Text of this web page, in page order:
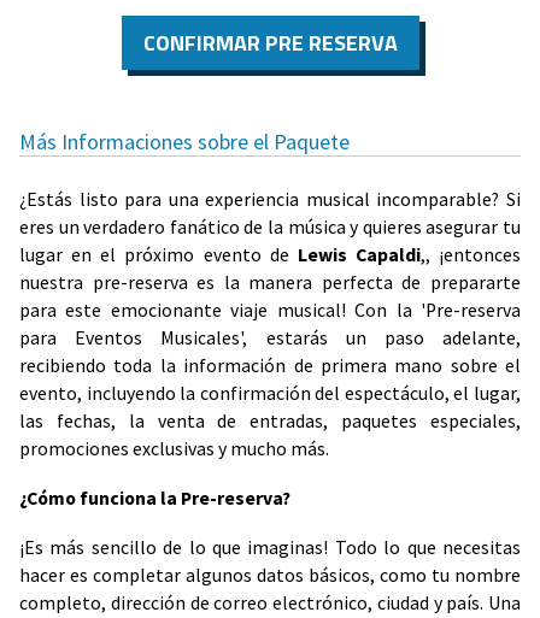
CONFIRMAR PRE RESERVA
Más Informaciones sobre el Paquete
¿Estás listo para una experiencia musical incomparable? Si
eres un verdadero fanático de la música y quieres asegurar tu
lugar en el próximo evento de Lewis Capaldi,, ¡entonces
nuestra pre-reserva es la manera perfecta de prepararte
para este emocionante viaje musical! Con la 'Pre-reserva
para Eventos Musicales', estarás un paso adelante,
recibiendo toda la información de primera mano sobre el
evento, incluyendo la confirmación del espectáculo, el lugar,
las fechas, la venta de entradas, paquetes especiales,
promociones exclusivas y mucho más.
¿Cómo funciona la Pre-reserva?
¡Es más sencillo de lo que imaginas! Todo lo que necesitas
hacer es completar algunos datos básicos, como tu nombre
completo, dirección de correo electrónico, ciudad y país. Una